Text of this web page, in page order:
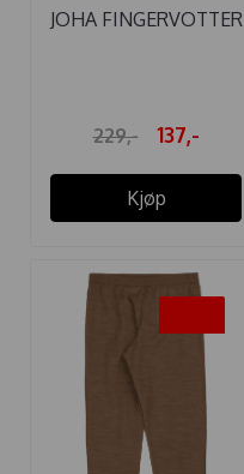
JOHA FINGERVOTTER
229,- 137,-
Kjøp